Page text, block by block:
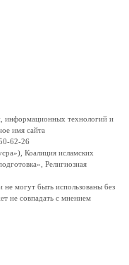
информационных технологий и
имя сайта
62-26
Коалиция исламских
Религиозная
могут быть использованы без
не совпадать с мнением